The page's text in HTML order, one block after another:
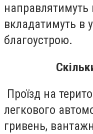
вкладатимуть в
благоустрою.
Проїзд на
легкового
гривень,